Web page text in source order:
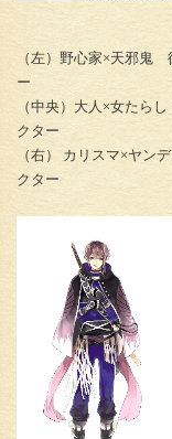
（左）野心家×天邪
ー
（中央）大人×女た
クター
（右） カリスマ×ヤ
クター